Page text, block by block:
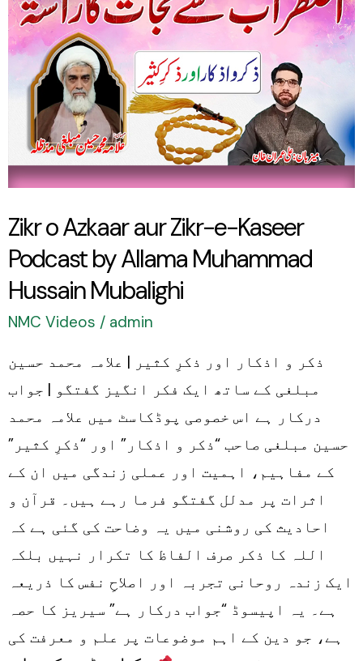
Zikr o Azkaar aur Zikr-e-Kaseer
Podcast by Allama Muhammad
Hussain Mubalighi
NMC Videos / admin
ذکر و اذکار اور ذکرِ کثیر | علامہ محمد حسین
مبلغی کے ساتھ ایک فکر انگیز گفتگو | جواب
درکار ہے اس خصوصی پوڈکاسٹ میں علامہ محمد
حسین مبلغی صاحب “ذکر و اذکار” اور “ذکرِ کثیر”
کے مفاہیم، اہمیت اور عملی زندگی میں ان کے
اثرات پر مدلل گفتگو فرما رہے ہیں۔ قرآن و
احادیث کی روشنی میں یہ وضاحت کی گئی ہے کہ
اللہ کا ذکر صرف الفاظ کا تکرار نہیں بلکہ
ایک زندہ روحانی تجربہ اور اصلاحِ نفس کا ذریعہ
ہے۔ یہ اپیسوڈ “جواب درکار ہے” سیریز کا حصہ
ہے، جو دین کے اہم موضوعات پر علم و معرفت کی
Azkaar
aur
Zikr-
Kaseer
Podcast
by
Muhammad
Hussain
Mubalighi